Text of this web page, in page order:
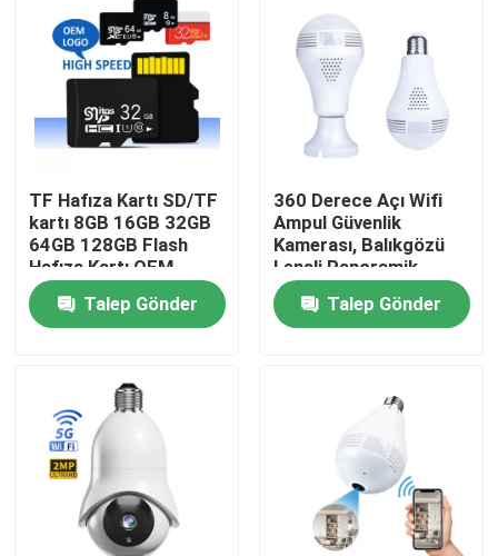
Videolar
Bizim Hakkımızda
Fabrika turu
Kalite Kontrolü
Bizimle İletişim
Bir İndirim İste
Wifi Ampul Güvenlik Kamerası
TF Hafıza Kartı SD/TF
kartı 8GB 16GB 32GB
64GB 128GB Flash
Hafıza Kartı OEM
Talep Gönder
360 Derece Açı Wifi
Ampul Güvenlik
Kamerası, Balıkgözü
Lensli Panoramik
Görünüm
Talep Gönder